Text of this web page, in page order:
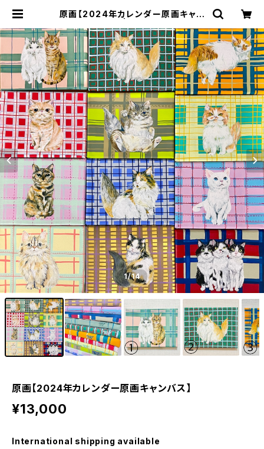
原画【2024年カレンダー原画キャン
1/14
原画【2024年カレンダー原画キャンバス】
¥13,000
International shipping available